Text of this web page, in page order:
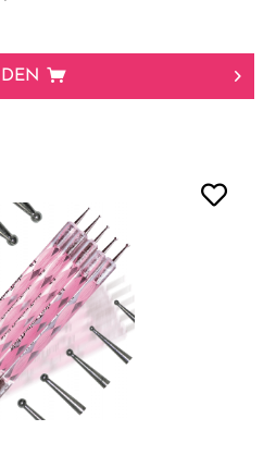
DEN